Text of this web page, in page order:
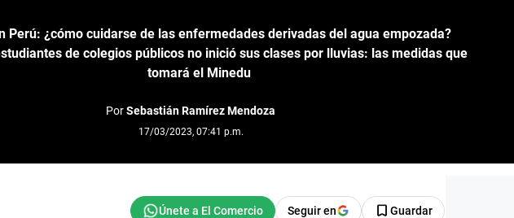
Perú: ¿cómo cuidarse de las enfermedades derivadas del agua empozada?
de colegios públicos no inició sus clases por lluvias: las medidas que
tomará el Minedu
PorSebastián Ramírez Mendoza
17/03/2023, 07:41 p.m.
Seguir en Guardar